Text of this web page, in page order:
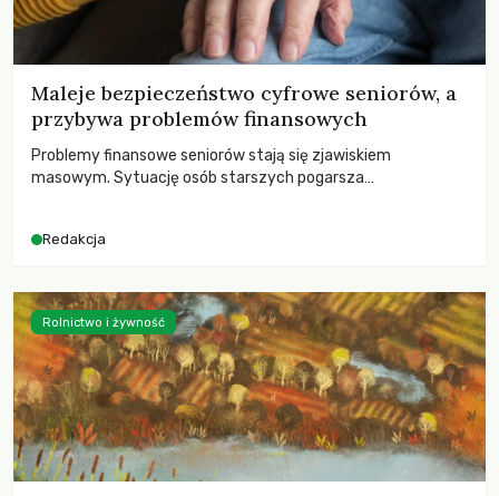
Maleje bezpieczeństwo cyfrowe seniorów, a
przybywa problemów finansowych
Problemy finansowe seniorów stają się zjawiskiem
masowym. Sytuację osób starszych pogarsza
Redakcja
Rolnictwo i żywność